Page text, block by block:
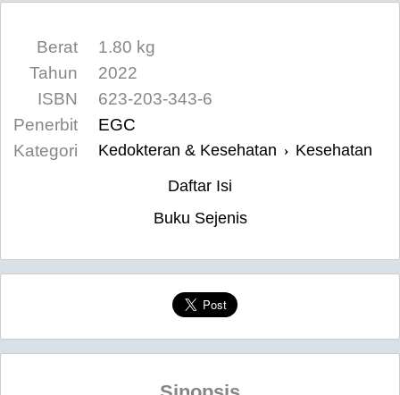
Berat
1.80 kg
Tahun
2022
ISBN
623-203-343-6
Penerbit
EGC
Kategori
Kedokteran & Kesehatan › Kesehatan
Daftar Isi
Buku Sejenis